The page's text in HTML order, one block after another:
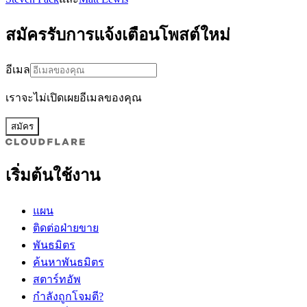
สมัครรับการแจ้งเตือนโพสต์ใหม่
อีเมล
เราจะไม่เปิดเผยอีเมลของคุณ
สมัคร
เริ่มต้นใช้งาน
แผน
ติดต่อฝ่ายขาย
พันธมิตร
ค้นหาพันธมิตร
สตาร์ทอัพ
กำลังถูกโจมตี?